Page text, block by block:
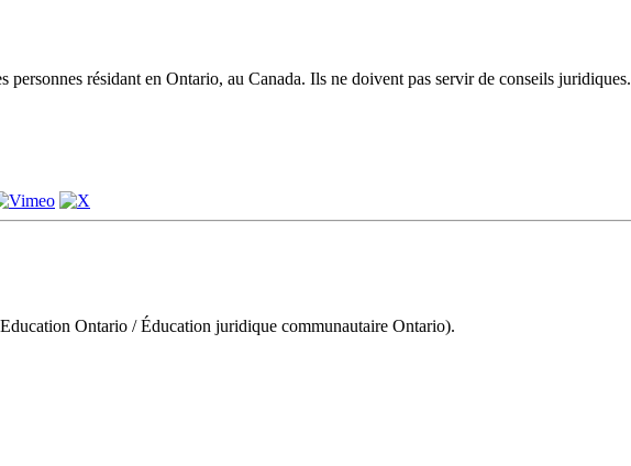
personnes résidant en Ontario, au Canada. Ils ne doivent pas servir de conseils juridiques.
Ontario / Éducation juridique communautaire Ontario).